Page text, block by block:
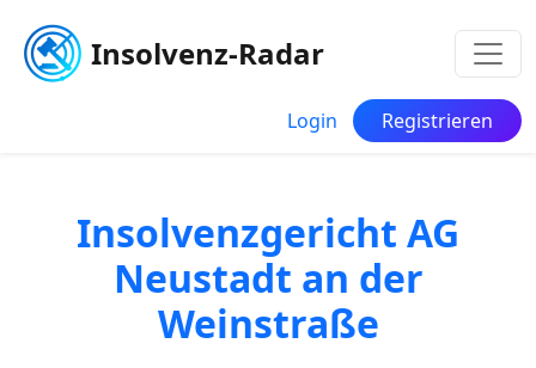
Insolvenz-Radar
Login Registrieren
Insolvenzgericht AG
Neustadt an der
Weinstraße